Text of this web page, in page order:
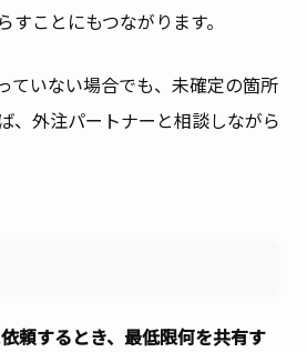
ことにもつながります。
ていない場合でも、未確定の箇所
、外注パートナーと相談しながら
頼するとき、最低限何を共有す